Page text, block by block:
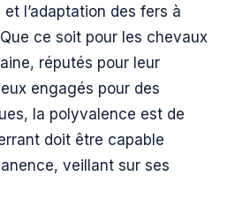
l’adaptation des fers à
ce soit pour les chevaux
réputés pour leur
engagés pour des
la polyvalence est de
doit être capable
veillant sur ses